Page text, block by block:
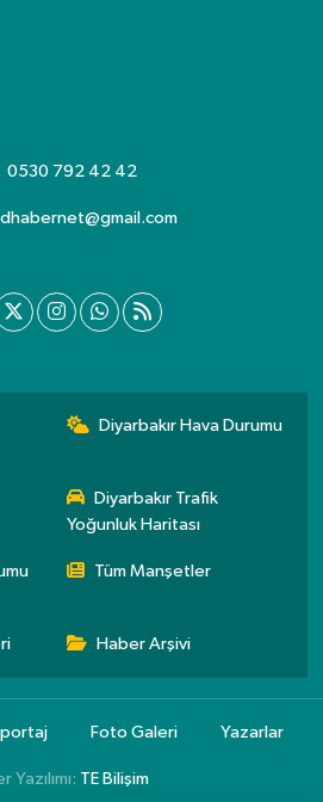
0530 792 42 42
Diyarbakır Hava Durumu
Diyarbakır Trafik
Yoğunluk Haritası
Tüm Manşetler
Haber Arşivi
Foto Galeri Yazarlar
Yazılımı: TE Bilişim